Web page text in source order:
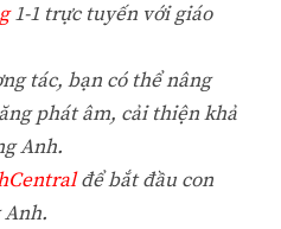
1-1 trực tuyến với giáo
tác, bạn có thể nâng
phát âm, cải thiện khả
Anh.
để bắt đầu con